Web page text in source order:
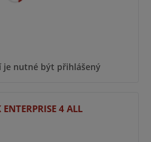
je nutné být přihlášený
4 ALL